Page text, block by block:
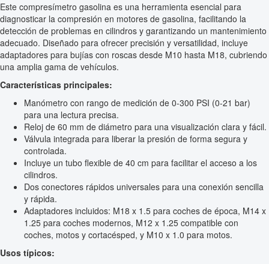
Este compresímetro gasolina es una herramienta esencial para
diagnosticar la compresión en motores de gasolina, facilitando la
detección de problemas en cilindros y garantizando un mantenimiento
adecuado. Diseñado para ofrecer precisión y versatilidad, incluye
adaptadores para bujías con roscas desde M10 hasta M18, cubriendo
una amplia gama de vehículos.
Características principales:
Manómetro con rango de medición de 0-300 PSI (0-21 bar)
para una lectura precisa.
Reloj de 60 mm de diámetro para una visualización clara y fácil.
Válvula integrada para liberar la presión de forma segura y
controlada.
Incluye un tubo flexible de 40 cm para facilitar el acceso a los
cilindros.
Dos conectores rápidos universales para una conexión sencilla
y rápida.
Adaptadores incluidos: M18 x 1.5 para coches de época, M14 x
1.25 para coches modernos, M12 x 1.25 compatible con
coches, motos y cortacésped, y M10 x 1.0 para motos.
Usos típicos: